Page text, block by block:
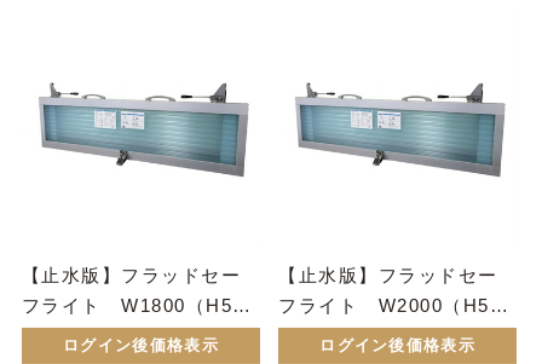
【止水版】フラッドセー
フライト W1800（H50
ログイン後価格表示
【止水版】フラッドセー
フライト W2000（H50
ログイン後価格表示